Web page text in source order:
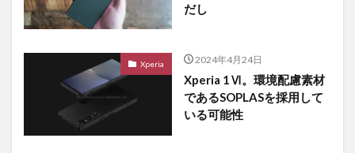
だし
Xperia 2024年4月24日
Xperia 1Ⅵ。環境配慮素材
であるSOPLASを採用して
いる可能性